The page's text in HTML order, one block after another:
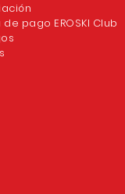
pago EROSKI Club